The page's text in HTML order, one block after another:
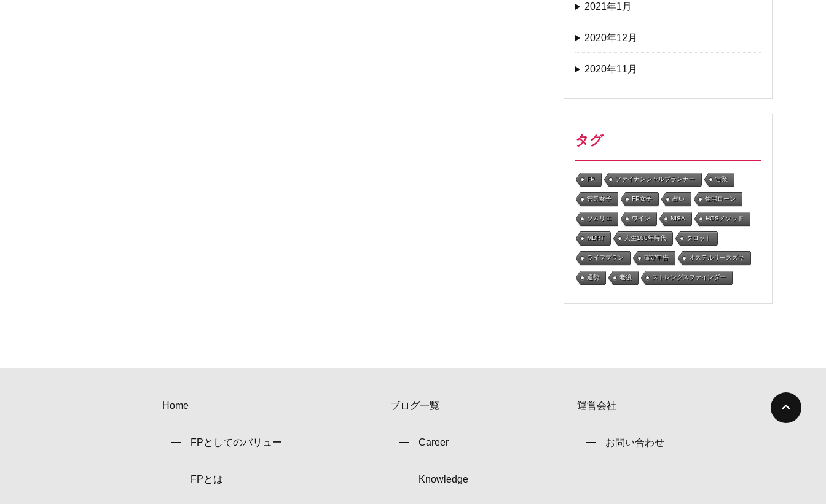
2021年1月
2020年12月
2020年11月
タグ
FP ファイナンシャルプランナー 営業
営業女子 FP女子 占い 住宅ローン
ソムリエ ワイン NISA HOSメソッド
MDRT 人生100年時代 タロット
ライフプラン 確定申告 オステルリースズキ
運勢 老後 ストレングスファインダー
Home
FPとしてのバリュー
FPとは
ブログ一覧
Career
Knowledge
運営会社
お問い合わせ